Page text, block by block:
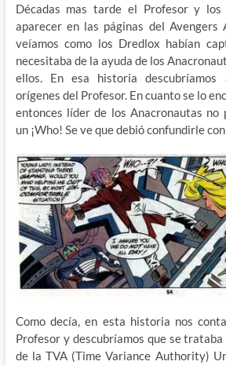
Décadas mas tarde el Profesor y
aparecer en las páginas del Avengers
veíamos como los Dredlox habían
necesitaba de la ayuda de los
ellos. En esa historia
orígenes del Profesor. En cuanto se lo
entonces líder de los Anacronautas no
un ¡Who! Se ve que debió confundirle
Como decía, en esta historia nos
Profesor y descubríamos que se
de la TVA (Time Variance Authority)